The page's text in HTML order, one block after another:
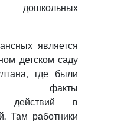
является
детском саду
где были
факты
действий в
Там работники